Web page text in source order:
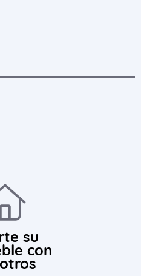
su
con